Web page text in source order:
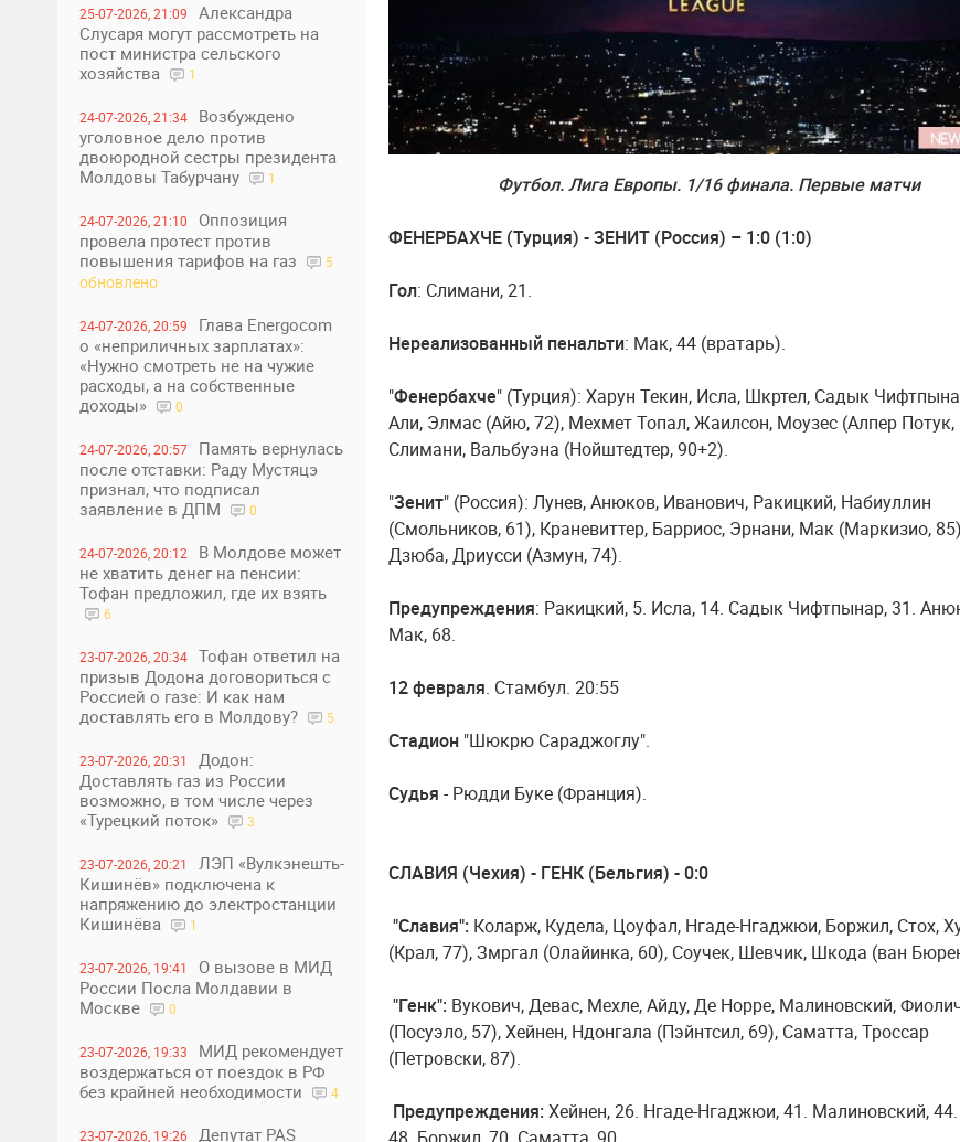
25-07-2026, 21:09
Александра
Слусаря могут рассмотреть на
пост министра сельского
хозяйства
1
24-07-2026, 21:34
Возбуждено
уголовное дело против
двоюродной сестры президента
Молдовы Табурчану
1
24-07-2026, 21:10
Оппозиция
провела протест против
повышения тарифов на газ
5
обновлено
24-07-2026, 20:59
Глава Energocom
о «неприличных зарплатах»:
«Нужно смотреть не на чужие
расходы, а на собственные
доходы»
0
24-07-2026, 20:57
Память вернулась
после отставки: Раду Мустяцэ
признал, что подписал
заявление в ДПМ
0
24-07-2026, 20:12
В Молдове может
не хватить денег на пенсии:
Тофан предложил, где их взять
6
23-07-2026, 20:34
Тофан ответил на
призыв Додона договориться с
Россией о газе: И как нам
доставлять его в Молдову?
5
23-07-2026, 20:31
Додон:
Доставлять газ из России
возможно, в том числе через
«Турецкий поток»
3
23-07-2026, 20:21
ЛЭП «Вулкэнешть-
Кишинёв» подключена к
напряжению до электростанции
Кишинёва
1
23-07-2026, 19:41
О вызове в МИД
России Посла Молдавии в
Москве
0
23-07-2026, 19:33
МИД рекомендует
воздержаться от поездок в РФ
без крайней необходимости
4
23-07-2026, 19:26
Депутат PAS
Футбол. Лига Европы. 1/16 финала. Первые матчи
ФЕНЕРБАХЧЕ (Турция) - ЗЕНИТ (Россия) – 1:0 (1:0)
Гол: Слимани, 21.
Нереализованный пенальти: Мак, 44 (вратарь).
"Фенербахче" (Турция): Харун Текин, Исла, Шкртел, Садык
Али, Элмас (Айю, 72), Мехмет Топал, Жаилсон, Моузес (Алпер Потук,
Слимани, Вальбуэна (Нойштедтер, 90+2).
"Зенит" (Россия): Лунев, Анюков, Иванович, Ракицкий, Набиуллин
(Смольников, 61), Краневиттер, Барриос, Эрнани, Мак (Маркизио,
Дзюба, Дриусси (Азмун, 74).
Предупреждения: Ракицкий, 5. Исла, 14. Садык Чифтпынар, 31.
Мак, 68.
12 февраля. Стамбул. 20:55
Стадион "Шюкрю Сараджоглу".
Судья - Рюдди Буке (Франция).
СЛАВИЯ (Чехия) - ГЕНК (Бельгия) - 0:0
"Славия": Коларж, Кудела, Цоуфал, Нгаде-Нгаджюи, Боржил, Стох,
(Крал, 77), Змргал (Олайинка, 60), Соучек, Шевчик, Шкода (ван
"Генк": Вукович, Девас, Мехле, Айду, Де Норре, Малиновский,
(Посуэло, 57), Хейнен, Ндонгала (Пэйнтсил, 69), Саматта, Троссар
(Петровски, 87).
Предупреждения: Хейнен, 26. Нгаде-Нгаджюи, 41. Малиновский,